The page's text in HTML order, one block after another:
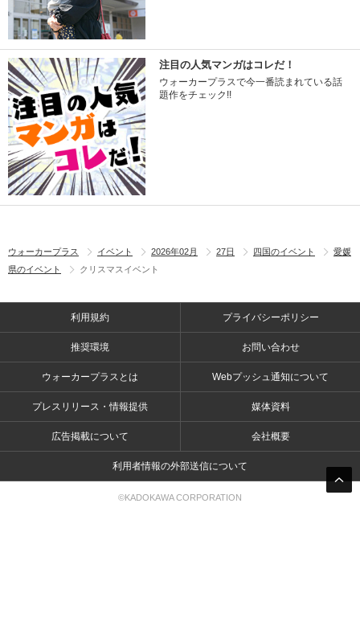
注目の人気マンガはコレだ！
ウォーカープラスで今一番読まれている話
題作をチェック!!
ウォーカープラス イベント 2026年02月 27日 四国のイベント
愛媛
県のイベント
クリスマスイベント
利用規約 プライバシーポリシー
推奨環境 お問い合わせ
ウォーカープラスとは Webプッシュ通知について
プレスリリース・情報提供 媒体資料
広告掲載について 会社概要
利用者情報の外部送信について
©KADOKAWA CORPORATION